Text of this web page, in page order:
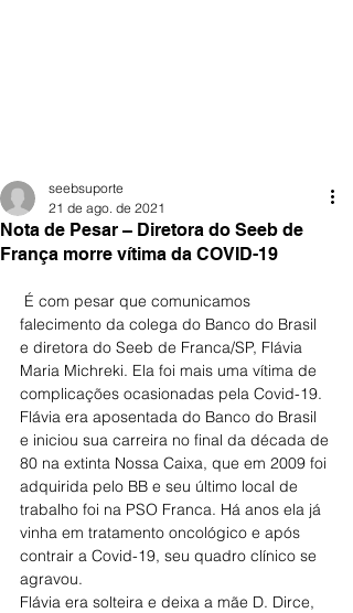
Nota de Pesar – Diretora do Seeb de
França morre vítima da COVID-19
seebsuporte
21 de ago. de 2021
falecimento da colega do Banco do Brasil
e diretora do Seeb de Franca/SP, Flávia
Maria Michreki. Ela foi mais uma vítima de
complicações ocasionadas pela Covid-19.
Flávia era aposentada do Banco do Brasil
e iniciou sua carreira no final da década de
80 na extinta Nossa Caixa, que em 2009 foi
adquirida pelo BB e seu último local de
trabalho foi na PSO Franca. Há anos ela já
vinha em tratamento oncológico e após
contrair a Covid-19, seu quadro clínico se
agravou.
Flávia era solteira e deixa a mãe D. Dirce,